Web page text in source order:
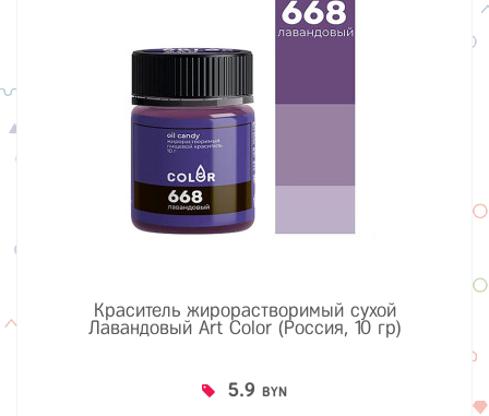
Краситель жирорастворимый сухой
Лавандовый Art Color (Россия, 10 гр)
5.9 BYN